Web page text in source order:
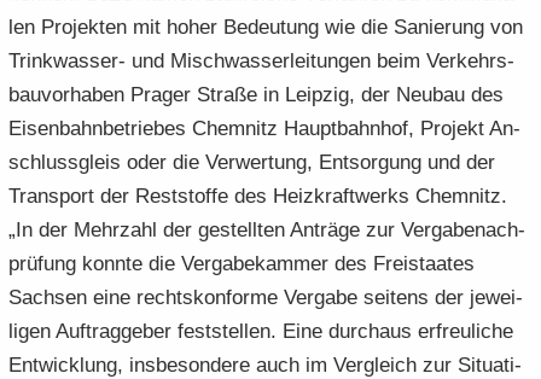
len Pro­jek­ten mit hoher Be­deu­tung wie die Sa­nie­rung von
Trinkwasser-​ und Misch­was­ser­lei­tun­gen beim Ver­kehrs­
bau­vor­ha­ben Pra­ger Stra­ße in Leip­zig, der Neu­bau des
Ei­sen­bahn­be­trie­bes Chem­nitz Haupt­bahn­hof, Pro­jekt An­
schluss­gleis oder die Ver­wer­tung, Ent­sor­gung und der
Trans­port der Rest­stof­fe des Heiz­kraft­werks Chem­nitz.
„In der Mehr­zahl der ge­stell­ten An­trä­ge zur Ver­ga­be­n­ach­
prü­fung konn­te die Ver­ga­be­kam­mer des Frei­staa­tes
Sach­sen eine rechts­kon­for­me Ver­ga­be sei­tens der je­wei­
li­gen Auf­trag­ge­ber fest­stel­len. Eine durch­aus er­freu­li­che
Ent­wick­lung, ins­be­son­de­re auch im Ver­gleich zur Si­tua­ti­